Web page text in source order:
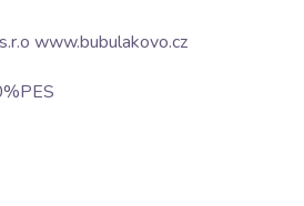
www.bubulakovo.cz